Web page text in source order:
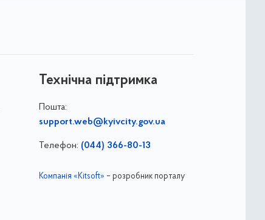
Технічна підтримка
Пошта:
support.web@kyivcity.gov.ua
Телефон: (044) 366-80-13
Компанія «Kitsoft» – розробник порталу